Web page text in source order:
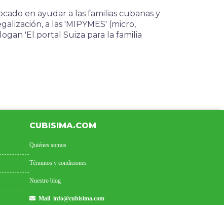
en ayudar a las familias cubanas y
a las 'MIPYMES' (micro,
'El portal Suiza para la familia
CUBISIMA.COM
Quiénes somos
Términos y condiciones
Nuestro blog
Mail info@cubisima.com